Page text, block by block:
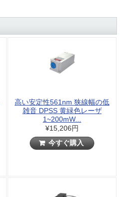
高い安定性561nm 狭線幅の低
雑音 DPSS 黄緑色レーザ
1~200mW...
¥15,206円
今すぐ購入